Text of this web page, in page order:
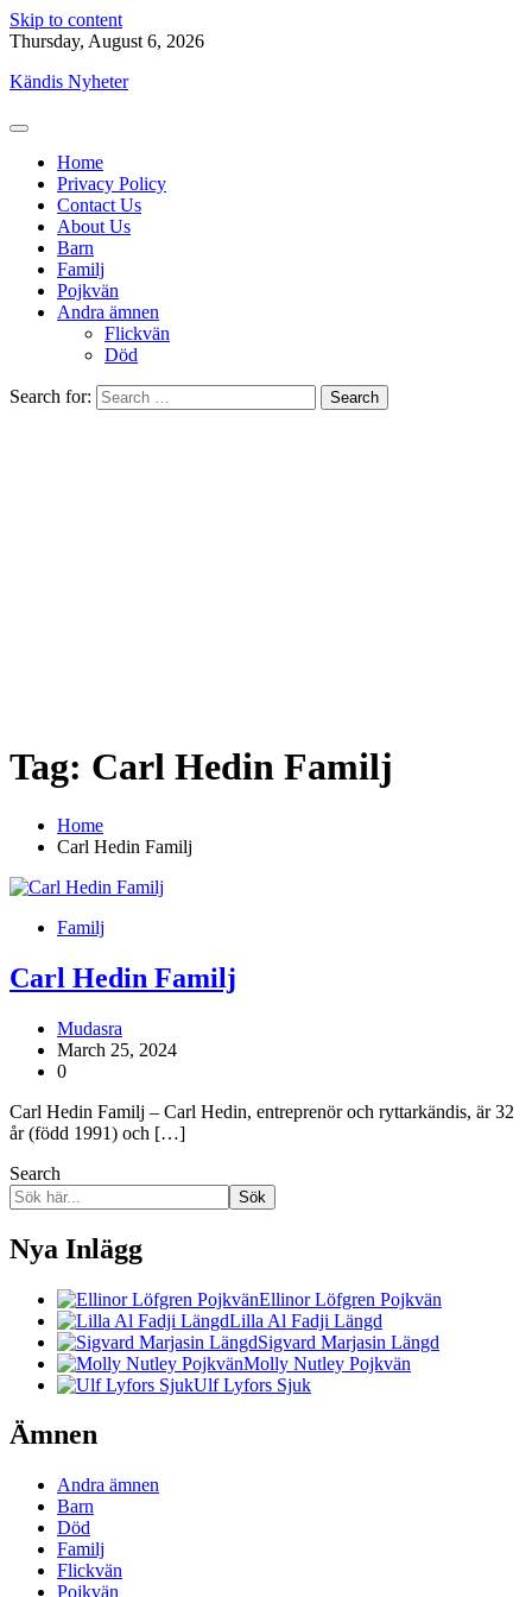
Skip to content
Thursday, August 6, 2026
Kändis Nyheter
Home
Privacy Policy
Contact Us
About Us
Barn
Familj
Pojkvän
Andra ämnen
Flickvän
Död
Search for:
Tag: Carl Hedin Familj
Home
Carl Hedin Familj
Familj
Carl Hedin Familj
Mudasra
March 25, 2024
0
Carl Hedin Familj – Carl Hedin, entreprenör och ryttarkändis, är 32
år (född 1991) och […]
Search
Sök
Nya Inlägg
Ellinor Löfgren Pojkvän
Lilla Al Fadji Längd
Sigvard Marjasin Längd
Molly Nutley Pojkvän
Ulf Lyfors Sjuk
Ämnen
Andra ämnen
Barn
Död
Familj
Flickvän
Pojkvän